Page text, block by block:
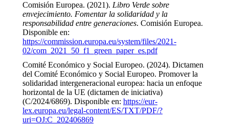
Comisión Europea. (2021). Libro Verde sobre
envejecimiento. Fomentar la solidaridad y la
responsabilidad entre generaciones. Comisión Europea.
Disponible en:
https://commission.europa.eu/system/files/2021-
02/com_2021_50_f1_green_paper_es.pdf
Comité Económico y Social Europeo. (2024). Dictamen
del Comité Económico y Social Europeo. Promover la
solidaridad intergeneracional europea: hacia un enfoque
horizontal de la UE (dictamen de iniciativa)
(C/2024/6869). Disponible en: https://eur-
lex.europa.eu/legal-content/ES/TXT/PDF/?
uri=OJ:C_202406869